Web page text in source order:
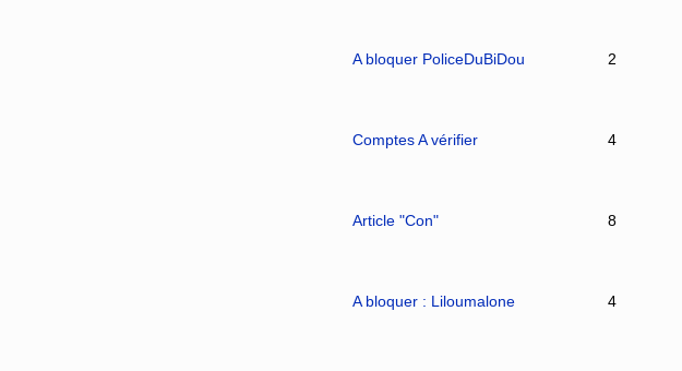
A bloquer PoliceDuBiDou 2
Comptes A vérifier 4
Article "Con" 8
A bloquer : Liloumalone 4